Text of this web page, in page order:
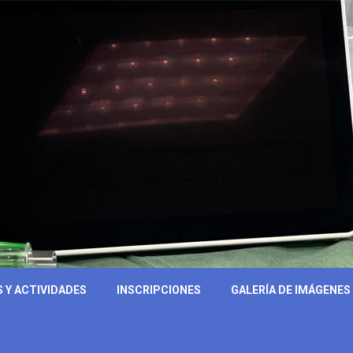
Y ACTIVIDADES INSCRIPCIONES GALERÍA DE IMÁGENES